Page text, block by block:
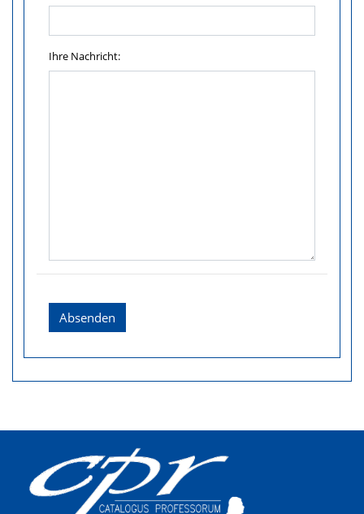
Ihre Nachricht:
Absenden